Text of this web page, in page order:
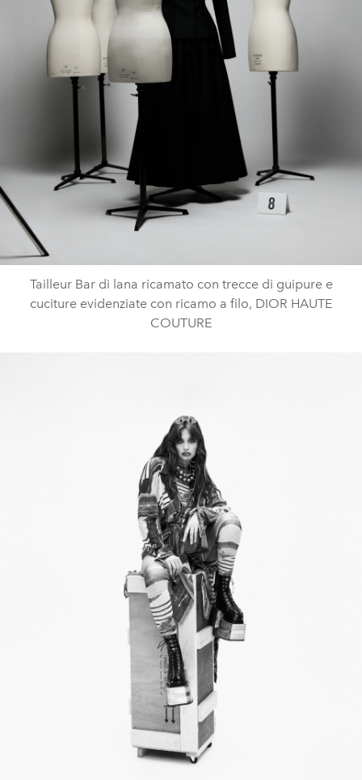
Tailleur Bar di lana ricamato con trecce di guipure e
cuciture evidenziate con ricamo a filo, DIOR HAUTE
COUTURE